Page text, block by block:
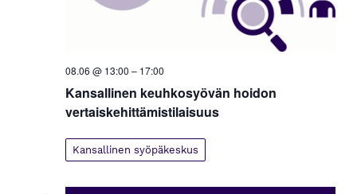
08.06 @ 13:00 – 17:00
Kansallinen keuhkosyövän hoidon
vertaiskehittämistilaisuus
Kansallinen syöpäkeskus